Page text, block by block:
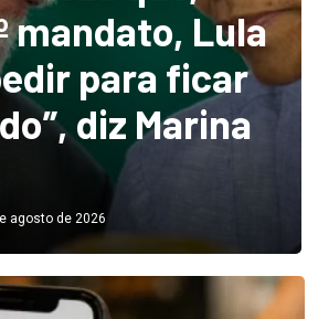
mandato, Lula
para ficar
diz Marina
agosto de 2026